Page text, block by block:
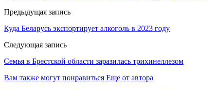
Предыдущая запись
Куда Беларусь экспортирует алкоголь в 2023 году
Следующая запись
Семья в Брестской области заразилась трихинеллезом
Вам также могут понравиться Еще от автора